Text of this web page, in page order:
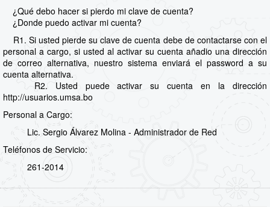
¿Qué debo hacer si pierdo mi clave de cuenta?
¿Donde puedo activar mi cuenta?
R1. Si usted pierde su clave de cuenta debe de contactarse con el
personal a cargo, si usted al activar su cuenta añadio una dirección
de correo alternativa, nuestro sistema enviará el password a su
cuenta alternativa.
R2. Usted puede activar su cuenta en la dirección
http://usuarios.umsa.bo
Personal a Cargo:
Lic. Sergio Álvarez Molina - Administrador de Red
Teléfonos de Servicio:
261-2014